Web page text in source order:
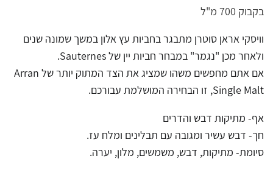
בקבוק 700 מ"ל
וויסקי אראן סוטרן מתבגר בחביות עץ אלון במשך שמונה שנים
ולאחר מכן "נגמר" במבחר חביות יין של Sauternes.
אם אתם מחפשים משהו שמציג את הצד המתוק יותר של Arran
Single Malt, זו הבחירה המושלמת עבורכם.
אף- מתיקות דבש והדרים
חך- דבש עשיר ומגובה עם תבלינים ומלח עז.
סיומת- מתיקות, דבש, משמשים, מלון, יערה.